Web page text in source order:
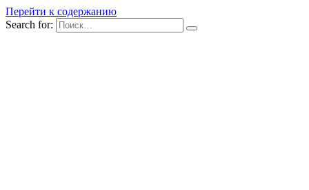
Перейти к содержанию
Search for: